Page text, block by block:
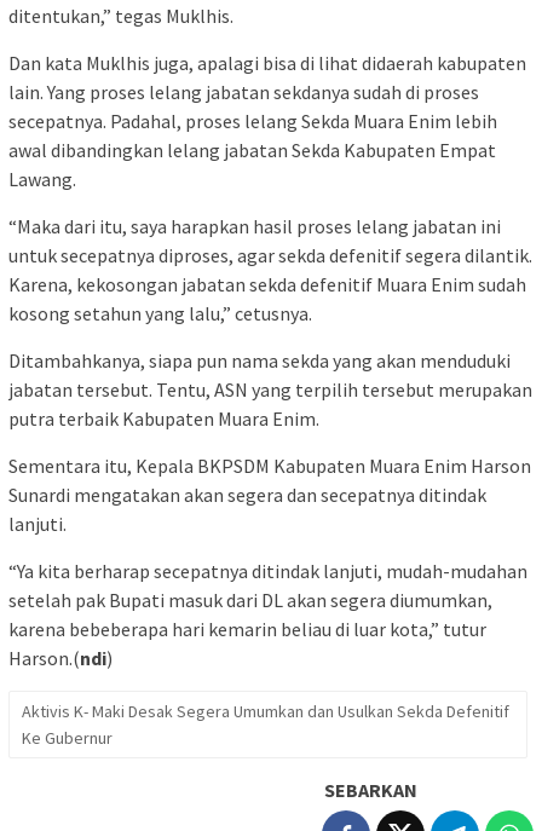
ditentukan,” tegas Muklhis.
Dan kata Muklhis juga, apalagi bisa di lihat didaerah kabupaten
lain. Yang proses lelang jabatan sekdanya sudah di proses
secepatnya. Padahal, proses lelang Sekda Muara Enim lebih
awal dibandingkan lelang jabatan Sekda Kabupaten Empat
Lawang.
“Maka dari itu, saya harapkan hasil proses lelang jabatan ini
untuk secepatnya diproses, agar sekda defenitif segera dilantik.
Karena, kekosongan jabatan sekda defenitif Muara Enim sudah
kosong setahun yang lalu,” cetusnya.
Ditambahkanya, siapa pun nama sekda yang akan menduduki
jabatan tersebut. Tentu, ASN yang terpilih tersebut merupakan
putra terbaik Kabupaten Muara Enim.
Sementara itu, Kepala BKPSDM Kabupaten Muara Enim Harson
Sunardi mengatakan akan segera dan secepatnya ditindak
lanjuti.
“Ya kita berharap secepatnya ditindak lanjuti, mudah-mudahan
setelah pak Bupati masuk dari DL akan segera diumumkan,
karena bebeberapa hari kemarin beliau di luar kota,” tutur
Harson.(ndi)
Aktivis K- Maki Desak Segera Umumkan dan Usulkan Sekda Defenitif
Ke Gubernur
SEBARKAN